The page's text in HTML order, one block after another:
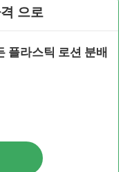
으로
플라스틱 로션 분배